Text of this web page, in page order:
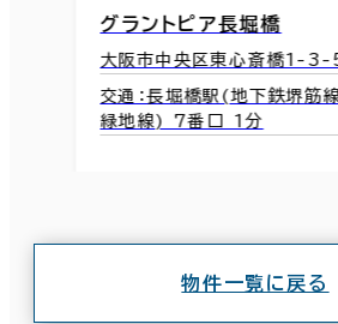
グラントピア長堀橋
大阪市中央区東心斎橋1-3-
交通：長堀橋駅(地下鉄堺筋
緑地線) 7番口 1分
物件一覧に戻る